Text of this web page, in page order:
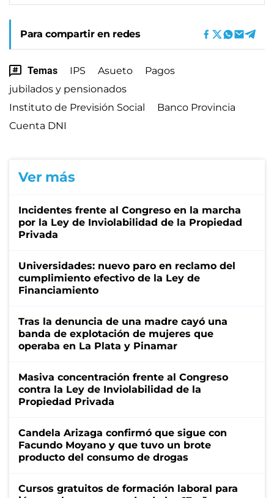
Para compartir en redes
Temas IPS Asueto
Pagos
jubilados y pensionados
Instituto de Previsión Social
Banco Provincia
Cuenta DNI
Ver más
Incidentes frente al Congreso en la marcha
por la Ley de Inviolabilidad de la Propiedad
Privada
Universidades: nuevo paro en reclamo del
cumplimiento efectivo de la Ley de
Financiamiento
Tras la denuncia de una madre cayó una
banda de explotación de mujeres que
operaba en La Plata y Pinamar
Masiva concentración frente al Congreso
contra la Ley de Inviolabilidad de la
Propiedad Privada
Candela Arizaga confirmó que sigue con
Facundo Moyano y que tuvo un brote
producto del consumo de drogas
Cursos gratuitos de formación laboral para